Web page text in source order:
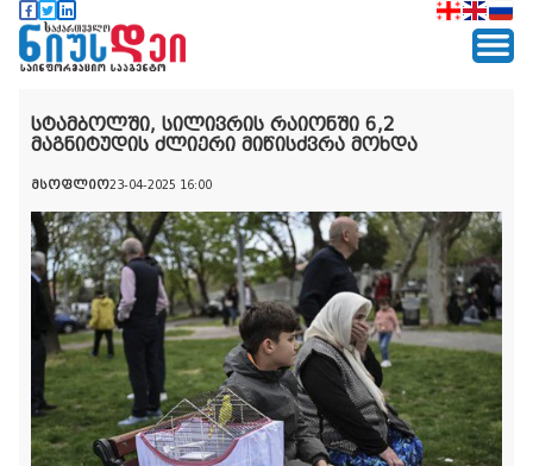
სტამბოლში, სილივრის რაიონში 6,2
მაგნიტუდის ძლიერი მიწისძვრა მოხდა
მსოფლიო23-04-2025 16:00